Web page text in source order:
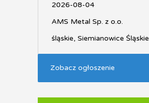
2026-08-04
AMS Metal Sp. z o.o.
śląskie, Siemianowice Śląskie
Zobacz ogłoszenie